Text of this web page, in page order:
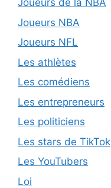
Joueurs de la NBA
Joueurs NBA
Joueurs NFL
Les athlètes
Les comédiens
Les entrepreneurs
Les politiciens
Les stars de TikTok
Les YouTubers
Loi